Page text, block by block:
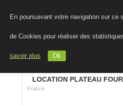
En poursuivant votre navigation sur ce
de Cookies pour réaliser des
savoir plus Ok
LOCATION PLATEAU
France